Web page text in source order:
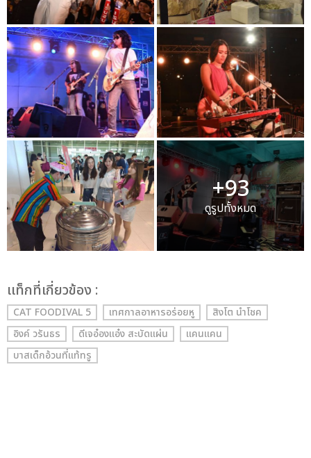
+93
ดูรูปทั้งหมด
เเท็กที่เกี่ยวข้อง :
CAT FOODIVAL 5 เทศกาลอาหารอร่อยหู
สิงโต นำโชค
อิงค์ วรันธร
ดีเจอ๋องแอ๋ง สะบัดแผ่น
แคนแคน
บาสเด็กอ้วนที่แท้ทรู